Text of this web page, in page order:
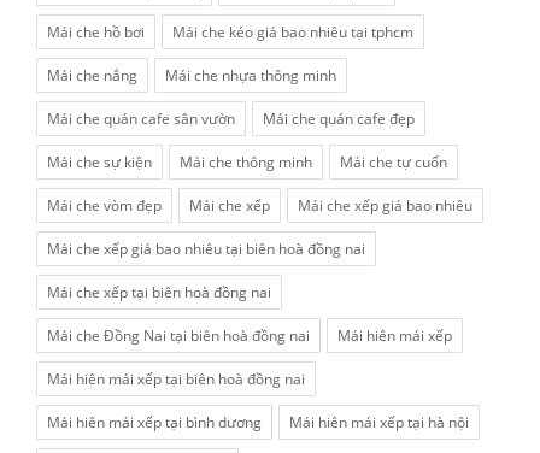
Mái che hồ bơi Mái che kéo giá bao nhiêu tại tphcm
Mái che nắng Mái che nhựa thông minh
Mái che quán cafe sân vườn Mái che quán cafe đẹp
Mái che sự kiện Mái che thông minh Mái che tự cuốn
Mái che vòm đẹp Mái che xếp Mái che xếp giá bao nhiêu
Mái che xếp giá bao nhiêu tại biên hoà đồng nai
Mái che xếp tại biên hoà đồng nai
Mái che Đồng Nai tại biên hoà đồng nai Mái hiên mái xếp
Mái hiên mái xếp tại biên hoà đồng nai
Mái hiên mái xếp tại bình dương Mái hiên mái xếp tại hà nội